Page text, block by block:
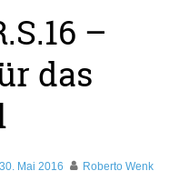
–
das
30. Mai 2016 Roberto Wenk